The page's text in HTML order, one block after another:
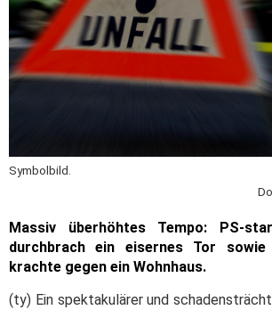
Symbolbild.
Massiv überhöhtes Tempo: PS-
durchbrach ein eisernes Tor sowie
krachte gegen ein Wohnhaus.
(ty) Ein spektakulärer und